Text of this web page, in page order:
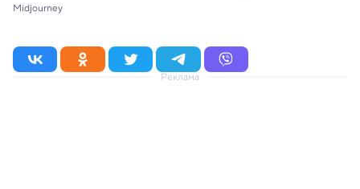
Midjourney
Реклама